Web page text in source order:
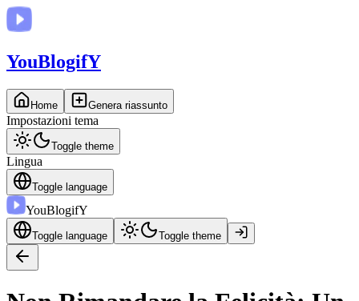
YouBlogifY
Home Genera riassunto
Impostazioni tema
Toggle theme
Lingua
Toggle language
YouBlogifY
Toggle language Toggle theme